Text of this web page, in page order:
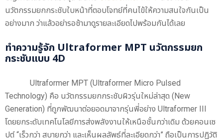
นวัตกรรมยกกระชับใบหน้าที่ตอบโจทย์ที่คนไข้ให้ความสนใจกันเป็น
อย่างมาก ว่าแล้วอย่ารอช้ามาดูรายละเอียดไปพร้อมกันได้เลย
ทำความรู้จัก Ultraformer MPT นวัตกรรมยก
กระชับแบบ 4D
Ultraformer MPT (Ultraformer Micro Pulsed
Technology) คือ นวัตกรรมยกกระชับผิวรุ่นใหม่ล่าสุด (New
Generation) ที่ถูกพัฒนาต่อยอดมาจากรุ่นพี่อย่าง Ultraformer III
โดยยกระดับเทคโนโลยีการส่งพลังงานให้เหนือชั้นกว่าเดิม ด้วยคอนเซ
ปต์ “เร็วกว่า สบายกว่า และเห็นผลลัพธ์ที่ละเอียดกว่า” ถือเป็นการปฏิวัติ